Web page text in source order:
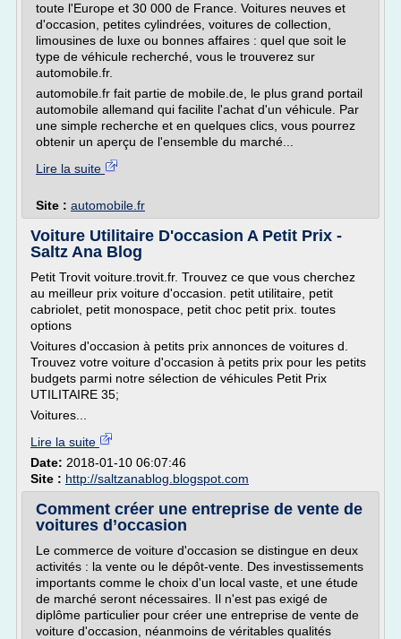
toute l'Europe et 30 000 de France. Voitures neuves et
d'occasion, petites cylindrées, voitures de collection,
limousines de luxe ou bonnes affaires : quel que soit le
type de véhicule recherché, vous le trouverez sur
automobile.fr.
automobile.fr fait partie de mobile.de, le plus grand portail
automobile allemand qui facilite l'achat d'un véhicule. Par
une simple recherche et en quelques clics, vous pourrez
obtenir un aperçu de l'ensemble du marché...
Lire la suite
Site : automobile.fr
Voiture Utilitaire D'occasion A Petit Prix -
Saltz Ana Blog
Petit Trovit voiture.trovit.fr. Trouvez ce que vous cherchez
au meilleur prix voiture d'occasion. petit utilitaire, petit
cabriolet, petit monospace, petit choc petit prix. toutes
options
Voitures d'occasion à petits prix annonces de voitures d.
Trouvez votre voiture d'occasion à petits prix pour les petits
budgets parmi notre sélection de véhicules Petit Prix
UTILITAIRE 35;
Voitures...
Lire la suite
Date: 2018-01-10 06:07:46
Site : http://saltzanablog.blogspot.com
Comment créer une entreprise de vente de
voitures d’occasion
Le commerce de voiture d'occasion se distingue en deux
activités : la vente ou le dépôt-vente. Des investissements
importants comme le choix d'un local vaste, et une étude
de marché seront nécessaires. Il n'est pas exigé de
diplôme particulier pour créer une entreprise de vente de
voiture d'occasion, néanmoins de véritables qualités